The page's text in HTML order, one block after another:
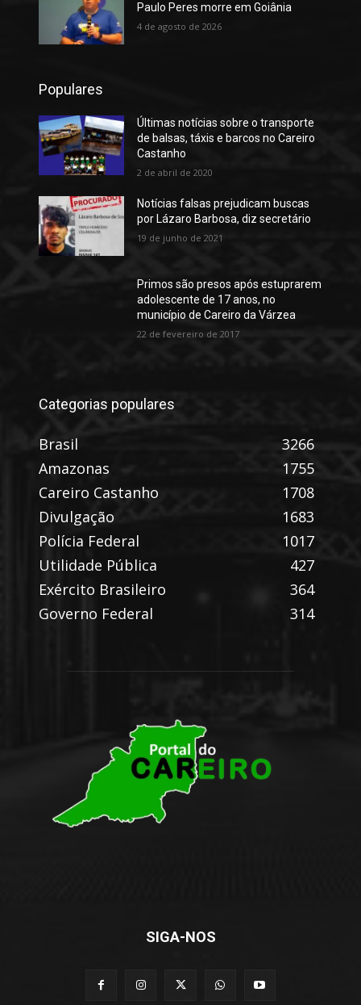
Paulo Peres morre em Goiânia
4 de agosto de 2026
Populares
Últimas notícias sobre o transporte
de balsas, táxis e barcos no Careiro
Castanho
2 de abril de 2020
Notícias falsas prejudicam buscas
por Lázaro Barbosa, diz secretário
19 de junho de 2021
Primos são presos após estuprarem
adolescente de 17 anos, no
município de Careiro da Várzea
22 de fevereiro de 2017
Categorias populares
Brasil
3266
Amazonas
1755
Careiro Castanho
1708
Divulgação
1683
Polícia Federal
1017
Utilidade Pública
427
Exército Brasileiro
364
Governo Federal
314
SIGA-NOS